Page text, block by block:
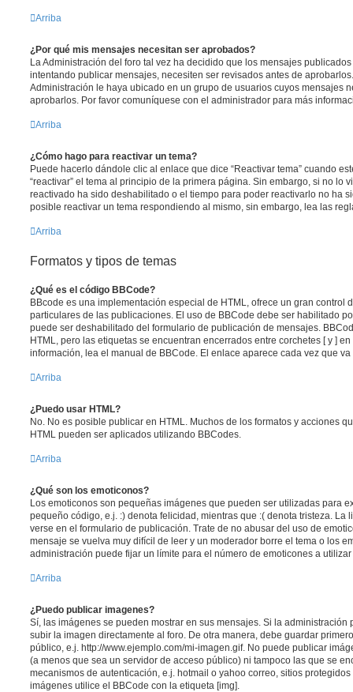
Arriba
¿Por qué mis mensajes necesitan ser aprobados?
La Administración del foro tal vez ha decidido que los mensajes
intentando publicar mensajes, necesiten ser revisados antes de
Administración le haya ubicado en un grupo de usuarios cuyos mensajes
aprobarlos. Por favor comuníquese con el administrador para más
Arriba
¿Cómo hago para reactivar un tema?
Puede hacerlo dándole clic al enlace que dice “Reactivar tema” cuando
“reactivar” el tema al principio de la primera página. Sin embargo, si no lo
reactivado ha sido deshabilitado o el tiempo para poder reactivarlo no ha
posible reactivar un tema respondiendo al mismo, sin embargo, lea las
Arriba
Formatos y tipos de temas
¿Qué es el código BBCode?
BBcode es una implementación especial de HTML, ofrece un gran control
particulares de las publicaciones. El uso de BBCode debe ser habilitado
puede ser deshabilitado del formulario de publicación de mensajes.
HTML, pero las etiquetas se encuentran encerrados entre corchetes [ y ]
información, lea el manual de BBCode. El enlace aparece cada vez que
Arriba
¿Puedo usar HTML?
No. No es posible publicar en HTML. Muchos de los formatos y acciones
HTML pueden ser aplicados utilizando BBCodes.
Arriba
¿Qué son los emoticonos?
Los emoticonos son pequeñas imágenes que pueden ser utilizadas para
pequeño código, e.j. :) denota felicidad, mientras que :( denota tristeza. La
verse en el formulario de publicación. Trate de no abusar del uso de
mensaje se vuelva muy difícil de leer y un moderador borre el tema o los
administración puede fijar un límite para el número de emoticones a
Arriba
¿Puedo publicar imagenes?
Sí, las imágenes se pueden mostrar en sus mensajes. Si la administración
subir la imagen directamente al foro. De otra manera, debe guardar
público, e.j. http://www.ejemplo.com/mi-imagen.gif. No puede publicar
(a menos que sea un servidor de acceso público) ni tampoco las que se
mecanismos de autenticación, e.j. hotmail o yahoo correo, sitios
imágenes utilice el BBCode con la etiqueta [img].